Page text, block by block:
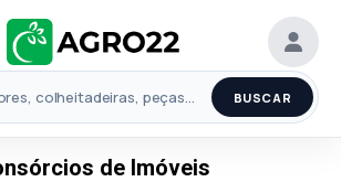
BUSCAR
de Imóveis